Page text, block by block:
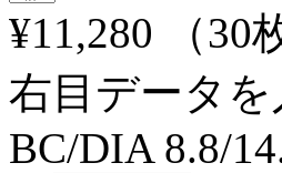
¥11,280
（30
右目データを
BC/DIA 8.8/